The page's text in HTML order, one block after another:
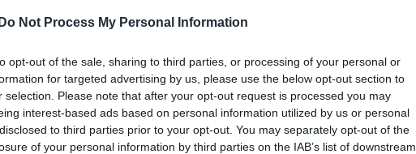
Do Not Process My Personal Information
opt-out of the sale, sharing to third parties, or processing of your personal or
for targeted advertising by us, please use the below opt-out section to
selection. Please note that after your opt-out request is processed you may
interest-based ads based on personal information utilized by us or personal
to third parties prior to your opt-out. You may separately opt-out of the
of your personal information by third parties on the IAB’s list of downstream
promettono di soddisfare ogni esigenza